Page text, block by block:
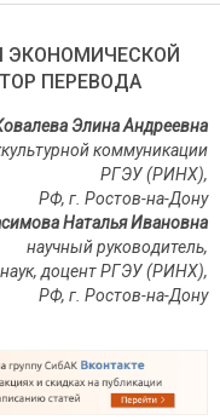
ЭКОНОМИЧЕСКОЙ
ПЕРЕВОДА
Элина Андреевна
коммуникации
РГЭУ (РИНХ),
РФ, г. Ростов-на-Дону
Наталья Ивановна
научный руководитель,
доцент РГЭУ (РИНХ),
РФ, г. Ростов-на-Дону